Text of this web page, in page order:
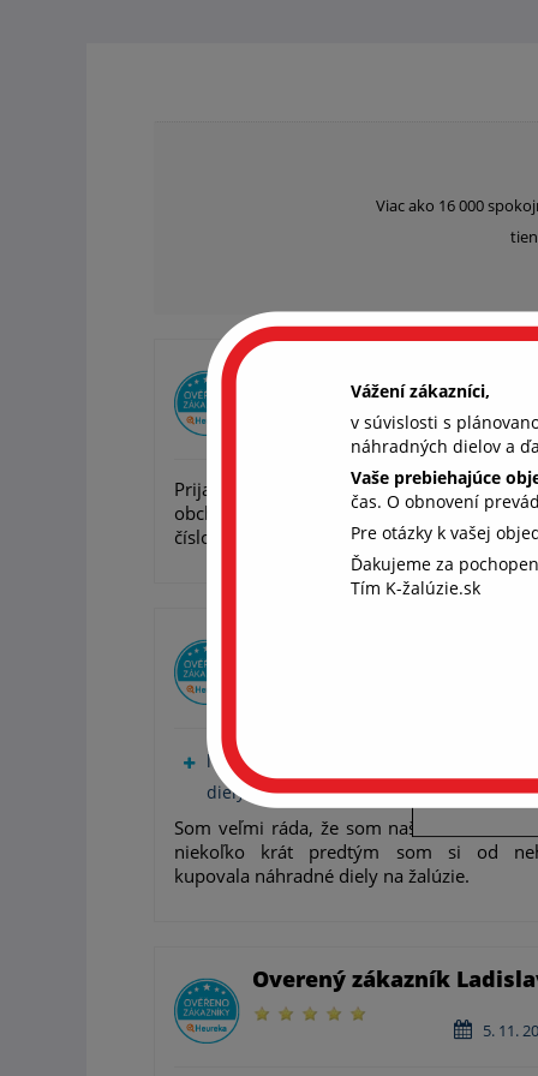
Viac ako 16 000
22. 4.
Prijal by som lepšiu komunikáciu s
obchodom. Nedalo sa Vám dovolať na
číslo
len málo obchodov predáva náhradné
diely na žalúzie
Som veľmi ráda, že som našla tento
niekoľko krát predtým som si od
kupovala náhradné diely na žalúzie.
Overený zákazník
5. 11.
Vážení zákazníci,
v súvislosti s
náhradných dielov a
Vaše prebiehajúce
čas. O obnovení
Pre otázky k vašej
Ďakujeme za
Tím K-žalúzie.sk